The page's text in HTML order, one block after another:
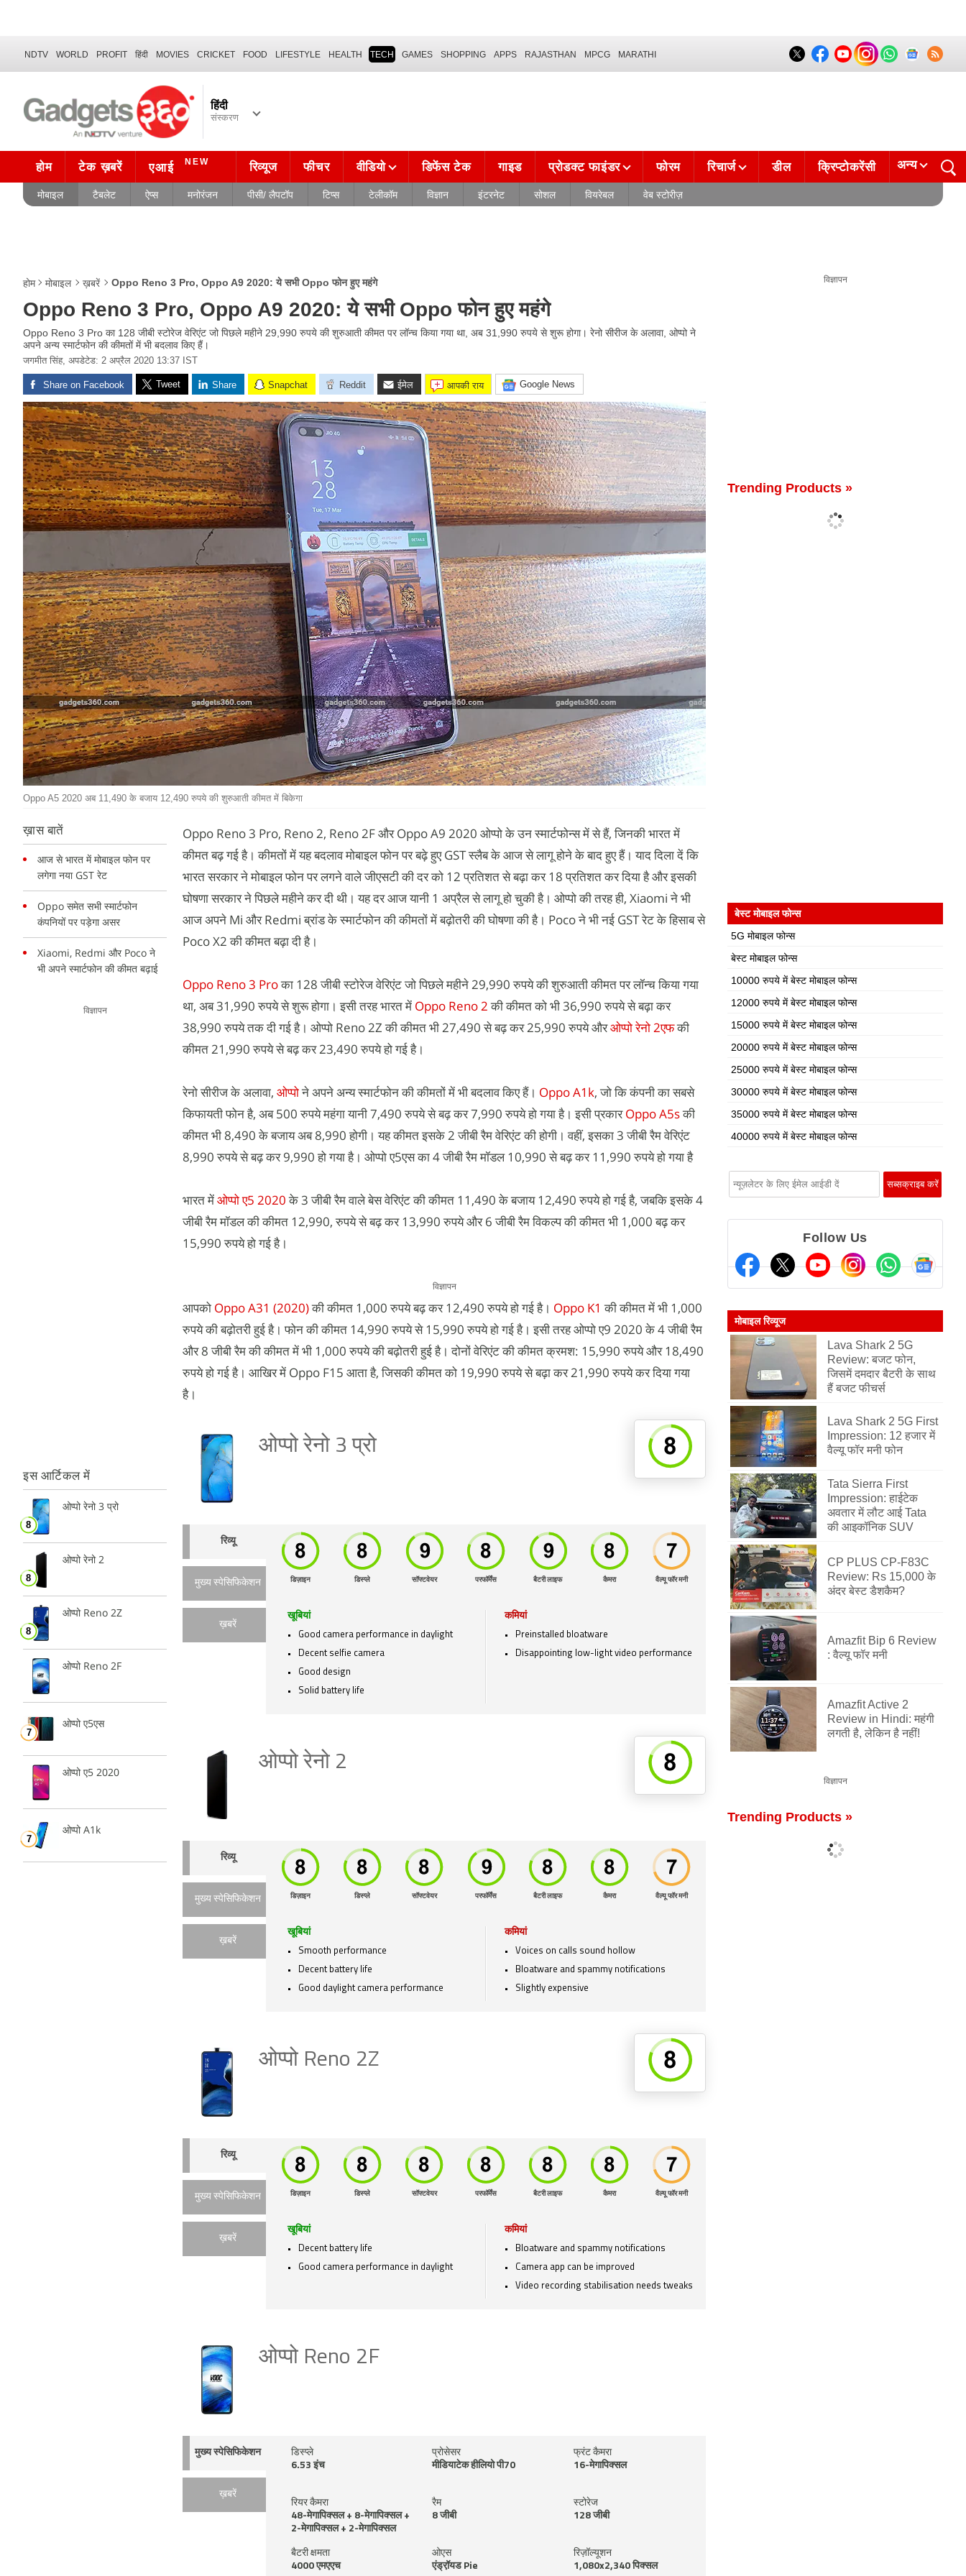
NDTV WORLD PROFIT हिंदी MOVIES CRICKET FOOD LIFESTYLE HEALTH TECH GAMES SHOPPING APPS RAJASTHAN MPCG MARATHI
हिंदी
संस्करण
होम टेक ख़बरें एआई NEW रिव्यूज फीचर वीडियो डिफेंस टेक गाइड प्रोडक्ट फाइंडर फोरम रिचार्ज डील क्रिप्टोकरेंसी अन्य
मोबाइल टैबलेट ऐप्स मनोरंजन पीसी/ लैपटॉप टिप्स टेलीकॉम विज्ञान इंटरनेट सोशल वियरेबल वेब स्टोरीज़
होम मोबाइल ख़बरें Oppo Reno 3 Pro, Oppo A9 2020: ये सभी Oppo फोन हुए महंगे
Oppo Reno 3 Pro, Oppo A9 2020: ये सभी Oppo फोन हुए महंगे
Oppo Reno 3 Pro का 128 जीबी स्टोरेज वेरिएंट जो पिछले महीने 29,990 रुपये की शुरुआती कीमत पर लॉन्च किया गया था, अब 31,990 रुपये से शुरू होगा। रेनो सीरीज के अलावा, ओप्पो ने
अपने अन्य स्मार्टफोन की कीमतों में भी बदलाव किए हैं।
जगमीत सिंह, अपडेटेड: 2 अप्रैल 2020 13:37 IST
Share on Facebook Tweet Share Snapchat Reddit ईमेल आपकी राय Google News
Oppo A5 2020 अब 11,490 के बजाय 12,490 रुपये की शुरुआती कीमत में बिकेगा
ख़ास बातें
आज से भारत में मोबाइल फोन पर
लगेगा नया GST रेट
Oppo समेत सभी स्मार्टफोन
कंपनियों पर पड़ेगा असर
Xiaomi, Redmi और Poco ने
भी अपने स्मार्टफोन की कीमत बढ़ाई
विज्ञापन
इस आर्टिकल में
ओप्पो रेनो 3 प्रो
ओप्पो रेनो 2
ओप्पो Reno 2Z
ओप्पो Reno 2F
ओप्पो ए5एस
ओप्पो ए5 2020
ओप्पो A1k
Oppo Reno 3 Pro, Reno 2, Reno 2F और Oppo A9 2020 ओप्पो के उन स्मार्टफोन्स में से हैं, जिनकी भारत में
कीमत बढ़ गई है। कीमतों में यह बदलाव मोबाइल फोन पर बढ़े हुए GST स्लैब के आज से लागू होने के बाद हुए हैं। याद दिला दें कि
भारत सरकार ने मोबाइल फोन पर लगने वाले जीएसटी की दर को 12 प्रतिशत से बढ़ा कर 18 प्रतिशत कर दिया है और इसकी
घोषणा सरकार ने पिछले महीने कर दी थी। यह दर आज यानी 1 अप्रैल से लागू हो चुकी है। ओप्पो की तरह ही, Xiaomi ने भी
आज अपने Mi और Redmi ब्रांड के स्मार्टफोन की कीमतों में बढ़ोतरी की घोषणा की है। Poco ने भी नई GST रेट के हिसाब से
Poco X2 की कीमत बढ़ा दी है।
Oppo Reno 3 Proका 128 जीबी स्टोरेज वेरिएंट जो पिछले महीने 29,990 रुपये की शुरुआती कीमत पर लॉन्च किया गया
था, अब 31,990 रुपये से शुरू होगा। इसी तरह भारत में Oppo Reno 2की कीमत को भी 36,990 रुपये से बढ़ा कर
38,990 रुपये तक दी गई है। ओप्पो Reno 2Z की कीमत भी 27,490 से बढ़ कर 25,990 रुपये औरओप्पो रेनो 2एफकी
कीमत 21,990 रुपये से बढ़ कर 23,490 रुपये हो गई है।
रेनो सीरीज के अलावा, ओप्पोने अपने अन्य स्मार्टफोन की कीमतों में भी बदलाव किए हैं। Oppo A1k, जो कि कंपनी का सबसे
किफायती फोन है, अब 500 रुपये महंगा यानी 7,490 रुपये से बढ़ कर 7,990 रुपये हो गया है। इसी प्रकारOppo A5sकी
कीमत भी 8,490 के बजाय अब 8,990 होगी। यह कीमत इसके 2 जीबी रैम वेरिएंट की होगी। वहीं, इसका 3 जीबी रैम वेरिएंट
8,990 रुपये से बढ़ कर 9,990 हो गया है। ओप्पो ए5एस का 4 जीबी रैम मॉडल 10,990 से बढ़ कर 11,990 रुपये हो गया है
भारत मेंओप्पो ए5 2020के 3 जीबी रैम वाले बेस वेरिएंट की कीमत 11,490 के बजाय 12,490 रुपये हो गई है, जबकि इसके 4
जीबी रैम मॉडल की कीमत 12,990, रुपये से बढ़ कर 13,990 रुपये और 6 जीबी रैम विकल्प की कीमत भी 1,000 बढ़ कर
15,990 रुपये हो गई है।
विज्ञापन
आपको Oppo A31 (2020)की कीमत 1,000 रुपये बढ़ कर 12,490 रुपये हो गई है। Oppo K1 की कीमत में भी 1,000
रुपये की बढ़ोतरी हुई है। फोन की कीमत 14,990 रुपये से 15,990 रुपये हो गई है। इसी तरह ओप्पो ए9 2020 के 4 जीबी रैम
और 8 जीबी रैम की कीमत में भी 1,000 रुपये की बढ़ोतरी हुई है। दोनों वेरिएंट की कीमत क्रमश: 15,990 रुपये और 18,490
रुपये हो गई है। आखिर में Oppo F15 आता है, जिसकी कीमत को 19,990 रुपये से बढ़ा कर 21,990 रुपये कर दिया गया
है।
ओप्पो रेनो 3 प्रो
रिव्यू
मुख्य स्पेसिफिकेशन
ख़बरें
डिज़ाइन डिस्प्ले सॉफ्टवेयर परफॉर्मेंस बैटरी लाइफ कैमरा वैल्यू फॉर मनी
खूबियां
Good camera performance in daylight
Decent selfie camera
Good design
Solid battery life
कमियां
Preinstalled bloatware
Disappointing low-light video performance
ओप्पो रेनो 2
रिव्यू
मुख्य स्पेसिफिकेशन
ख़बरें
डिज़ाइन डिस्प्ले सॉफ्टवेयर परफॉर्मेंस बैटरी लाइफ कैमरा वैल्यू फॉर मनी
खूबियां
Smooth performance
Decent battery life
Good daylight camera performance
कमियां
Voices on calls sound hollow
Bloatware and spammy notifications
Slightly expensive
ओप्पो Reno 2Z
रिव्यू
मुख्य स्पेसिफिकेशन
ख़बरें
डिज़ाइन डिस्प्ले सॉफ्टवेयर परफॉर्मेंस बैटरी लाइफ कैमरा वैल्यू फॉर मनी
खूबियां
Decent battery life
Good camera performance in daylight
कमियां
Bloatware and spammy notifications
Camera app can be improved
Video recording stabilisation needs tweaks
ओप्पो Reno 2F
मुख्य स्पेसिफिकेशन
ख़बरें
डिस्प्ले
6.53 इंच
प्रोसेसर
मीडियाटेक हीलियो पी70
फ्रंट कैमरा
16-मेगापिक्सल
रियर कैमरा
48-मेगापिक्सल + 8-मेगापिक्सल +
2-मेगापिक्सल + 2-मेगापिक्सल
रैम
8 जीबी
स्टोरेज
128 जीबी
बैटरी क्षमता
4000 एमएएच
ओएस
एंड्रॉ़यड Pie
रिज़ॉल्यूशन
1,080x2,340 पिक्सल
विज्ञापन
Trending Products »
बेस्ट मोबाइल फोन्स
5G मोबाइल फोन्स
बेस्ट मोबाइल फोन्स
10000 रुपये में बेस्ट मोबाइल फोन्स
12000 रुपये में बेस्ट मोबाइल फोन्स
15000 रुपये में बेस्ट मोबाइल फोन्स
20000 रुपये में बेस्ट मोबाइल फोन्स
25000 रुपये में बेस्ट मोबाइल फोन्स
30000 रुपये में बेस्ट मोबाइल फोन्स
35000 रुपये में बेस्ट मोबाइल फोन्स
40000 रुपये में बेस्ट मोबाइल फोन्स
Follow Us
मोबाइल रिव्यूज
Lava Shark 2 5G
Review: बजट फोन,
जिसमें दमदार बैटरी के साथ
हैं बजट फीचर्स
Lava Shark 2 5G First
Impression: 12 हजार में
वैल्यू फॉर मनी फोन
Tata Sierra First
Impression: हाईटेक
अवतार में लौट आई Tata
की आइकॉनिक SUV
CP PLUS CP-F83C
Review: Rs 15,000 के
अंदर बेस्ट डैशकैम?
Amazfit Bip 6 Review
: वैल्यू फॉर मनी
Amazfit Active 2
Review in Hindi: महंगी
लगती है, लेकिन है नहीं!
विज्ञापन
Trending Products »